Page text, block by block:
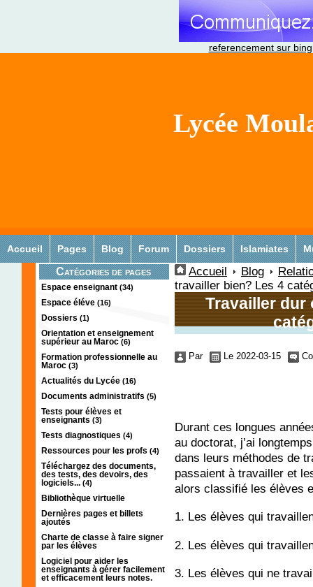
referencement sur bing
Lycée
Accueil Pages Blog Forum Dossiers Islamiates
Catégories de pages
Espace enseignant (34)
Espace éléve (16)
Dossiers (1)
Orientation et enseignement
supérieur au Maroc (6)
Formation professionnelle au
Maroc (3)
Actualités du Lycée (16)
Documents administratifs (5)
Tests pour élèves et
enseignants (3)
Tests diagnostiques (4)
Ressources pour les profs (4)
Téléchargez des documents,
des tests, des devoirs, des
logiciels... (4)
Bibliothèque virtuelle
Dernières pages et billets
ajoutés
Charte de classe à faire signer
par les élèves
Logiciel pour aider les
enseignants à gérer facilement
et efficacement leurs notes.
Accueil Blog
travailler bien? Les 4
Travailler dur
Par Le 2022-03-15
Durant ces longues
au doctorat, j’ai
dans leurs méthodes de
passaient à travailler et
alors classifié les élèves
1. Les élèves qui
2. Les élèves qui
3. Les élèves qui ne